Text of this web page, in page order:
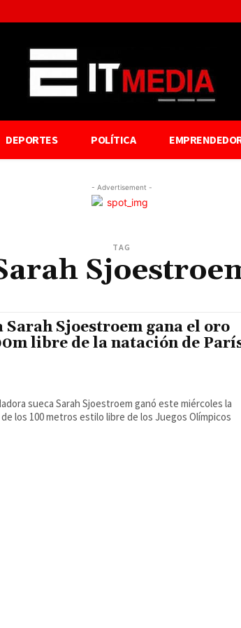
DEPORTES POLÍTICA
- Advertisement -
TAG
Sarah Sjoestroem gana el oro
libre de la natación de
sueca Sarah Sjoestroem ganó este miércoles la
los 100 metros estilo libre de los Juegos Olímpicos